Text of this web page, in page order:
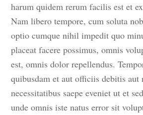
harum quidem rerum facilis est et
Nam libero tempore, cum soluta
optio cumque nihil impedit quo
placeat facere possimus, omnis
est, omnis dolor repellendus.
quibusdam et aut officiis debitis aut
necessitatibus saepe eveniet ut et
unde omnis iste natus error sit